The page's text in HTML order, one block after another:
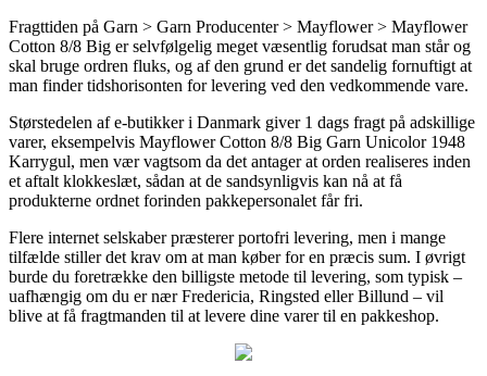
Fragttiden på Garn > Garn Producenter > Mayflower > Mayflower
Cotton 8/8 Big er selvfølgelig meget væsentlig forudsat man står og
skal bruge ordren fluks, og af den grund er det sandelig fornuftigt at
man finder tidshorisonten for levering ved den vedkommende vare.
Størstedelen af e-butikker i Danmark giver 1 dags fragt på adskillige
varer, eksempelvis Mayflower Cotton 8/8 Big Garn Unicolor 1948
Karrygul, men vær vagtsom da det antager at orden realiseres inden
et aftalt klokkeslæt, sådan at de sandsynligvis kan nå at få
produkterne ordnet forinden pakkepersonalet får fri.
Flere internet selskaber præsterer portofri levering, men i mange
tilfælde stiller det krav om at man køber for en præcis sum. I øvrigt
burde du foretrække den billigste metode til levering, som typisk –
uafhængig om du er nær Fredericia, Ringsted eller Billund – vil
blive at få fragtmanden til at levere dine varer til en pakkeshop.